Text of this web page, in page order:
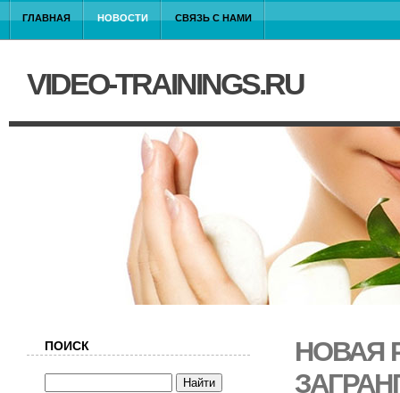
ГЛАВНАЯ НОВОСТИ СВЯЗЬ С НАМИ
VIDEO-TRAININGS.RU
НОВАЯ
ПОИСК